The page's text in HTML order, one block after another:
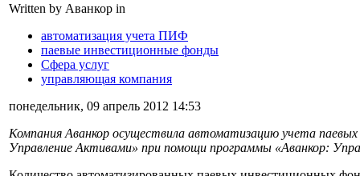
Written by Аванкор in
автоматизация учета ПИФ
паевые инвестиционные фонды
Сфера услуг
управляющая компания
понедельник, 09 апрель 2012 14:53
Компания Аванкор осуществила автоматизацию учета
Управление Активами» при помощи программы «Аванкор: